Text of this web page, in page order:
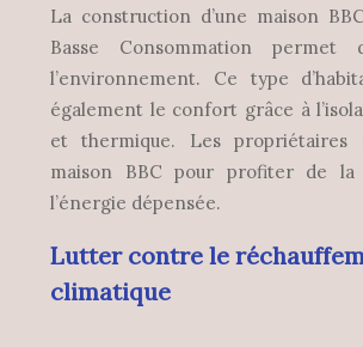
La construction d’une maison
Basse Consommation permet
l’environnement. Ce type
également le confort grâce à
et thermique. Les propriétaires
maison BBC pour profiter de la
l’énergie dépensée.
Lutter contre le
climatique